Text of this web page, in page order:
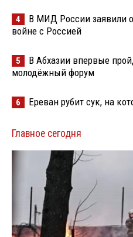
4
В МИД России заявили
войне с Россией
5
В Абхазии впервые
молодёжный форум
6 Ереван рубит сук, на
Главное сегодня